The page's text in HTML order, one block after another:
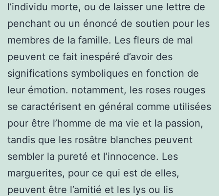
l’individu morte, ou de laisser une lettre de
penchant ou un énoncé de soutien pour les
membres de la famille. Les fleurs de mal
peuvent ce fait inespéré d’avoir des
significations symboliques en fonction de
leur émotion. notamment, les roses rouges
se caractérisent en général comme utilisées
pour être l’homme de ma vie et la passion,
tandis que les rosâtre blanches peuvent
sembler la pureté et l’innocence. Les
marguerites, pour ce qui est de elles,
peuvent être l’amitié et les lys ou lis